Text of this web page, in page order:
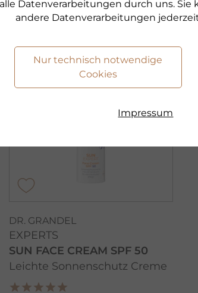
Datenverarbeitungen durch uns.
andere Datenverarbeitungen
Nur technisch notwendige
Cookies
Impressum
zum Produkt
AKTION & LIMITED
DR. GRANDEL
EXPERTS
SUN FACE CREAM SPF 50
Leichte Sonnenschutz Creme